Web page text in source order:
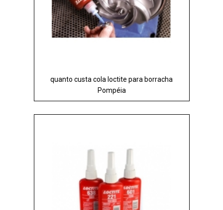
quanto custa cola loctite para borracha
Pompéia